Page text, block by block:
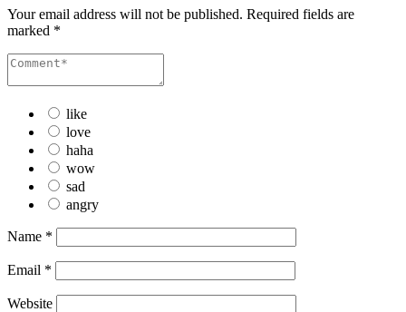
Your email address will not be published. Required fields are
marked *
like
love
haha
wow
sad
angry
Name *
Email *
Website